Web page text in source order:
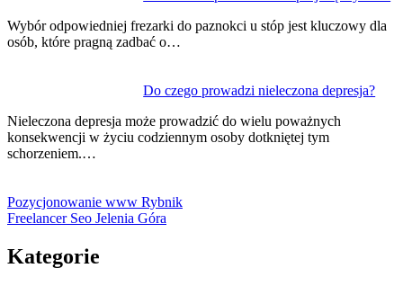
Wybór odpowiedniej frezarki do paznokci u stóp jest kluczowy dla
osób, które pragną zadbać o…
Do czego prowadzi nieleczona depresja?
Nieleczona depresja może prowadzić do wielu poważnych
konsekwencji w życiu codziennym osoby dotkniętej tym
schorzeniem.…
Pozycjonowanie www Rybnik
Freelancer Seo Jelenia Góra
Kategorie